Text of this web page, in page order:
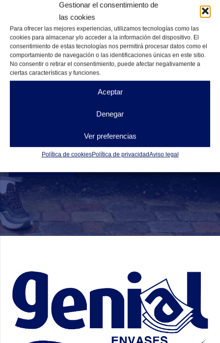
Gestionar el consentimiento de
las cookies
Para ofrecer las mejores experiencias, utilizamos tecnologías como las
cookies para almacenar y/o acceder a la información del dispositivo. El
consentimiento de estas tecnologías nos permitirá procesar datos como el
comportamiento de navegación o las identificaciones únicas en este sitio.
No consentir o retirar el consentimiento, puede afectar negativamente a
ciertas características y funciones.
Aceptar
Denegar
Ver preferencias
Política de cookiesPolítica de privacidadAviso legal
Correo electrónico*
Mensaje
He leído y acepto lapolítica de privacidad